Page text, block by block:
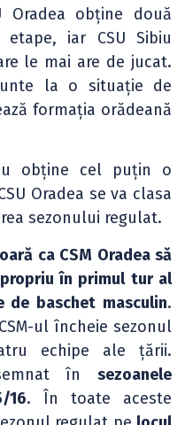
Oradea obține două
iar CSU Sibiu
le mai are de jucat.
la o situație de
formația orădeană
obține cel puțin o
Oradea se va clasa
sezonului regulat.
ca CSM Oradea să
în primul tur al
baschet masculin.
ul încheie sezonul
echipe ale țării.
în sezoanele
16. În toate aceste